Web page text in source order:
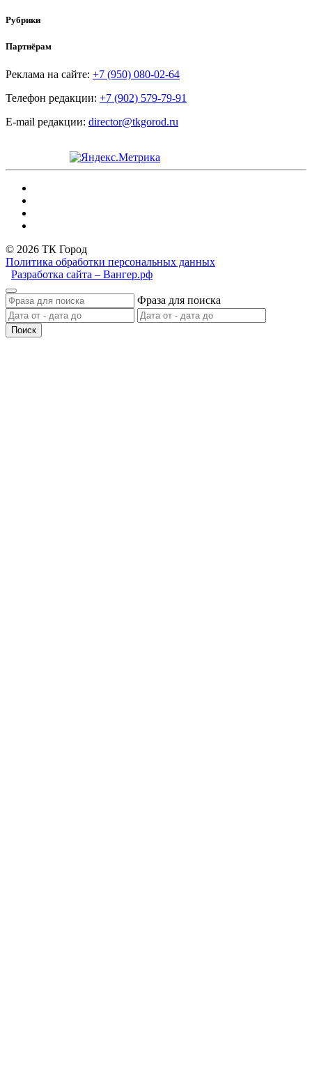
Рубрики
Партнёрам
Реклама на сайте: +7 (950) 080-02-64
Телефон редакции: +7 (902) 579-79-91
E-mail редакции: director@tkgorod.ru
© 2026 ТК Город
Политика обработки персональных данных
Разработка сайта – Вангер.рф
Фраза для поиска
Поиск